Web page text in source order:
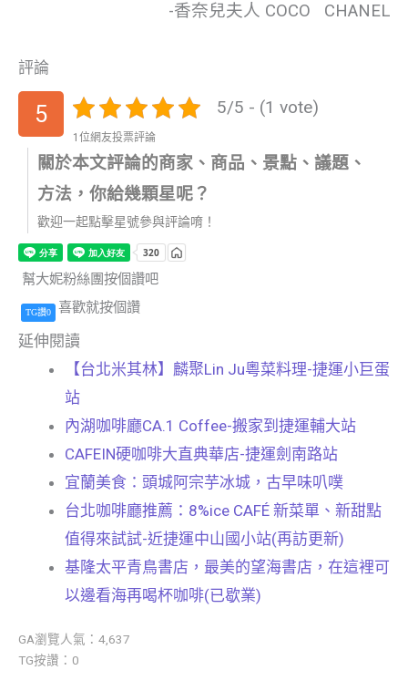
-香奈兒夫人 COCO CHANEL
評論
5 5/5 - (1 vote)
1位網友投票評論
關於本文評論的商家、商品、景點、議題、
方法，你給幾顆星呢？
歡迎一起點擊星號參與評論唷！
幫大妮粉絲團按個讚吧
TG讚0 喜歡就按個讚
延伸閱讀
【台北米其林】麟聚Lin Ju粵菜料理-捷運小巨蛋
站
內湖咖啡廳CA.1 Coffee-搬家到捷運輔大站
CAFEIN硬咖啡大直典華店-捷運劍南路站
宜蘭美食：頭城阿宗芋冰城，古早味叭噗
台北咖啡廳推薦：8%ice CAFÉ 新菜單、新甜點
值得來試試-近捷運中山國小站(再訪更新)
基隆太平青鳥書店，最美的望海書店，在這裡可
以邊看海再喝杯咖啡(已歇業)
GA瀏覽人氣：4,637
TG按讚：0